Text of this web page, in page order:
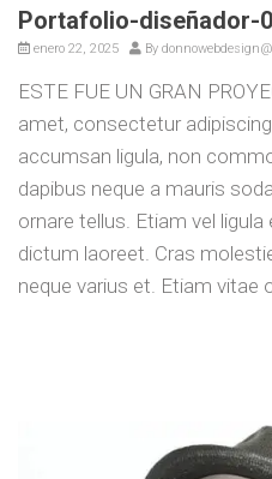
Portafolio-diseñador-
enero 22, 2025 By
ESTE FUE UN GRAN
amet, consectetur
accumsan ligula, non
dapibus neque a mauris
ornare tellus. Etiam vel
dictum laoreet. Cras
neque varius et. Etiam vitae